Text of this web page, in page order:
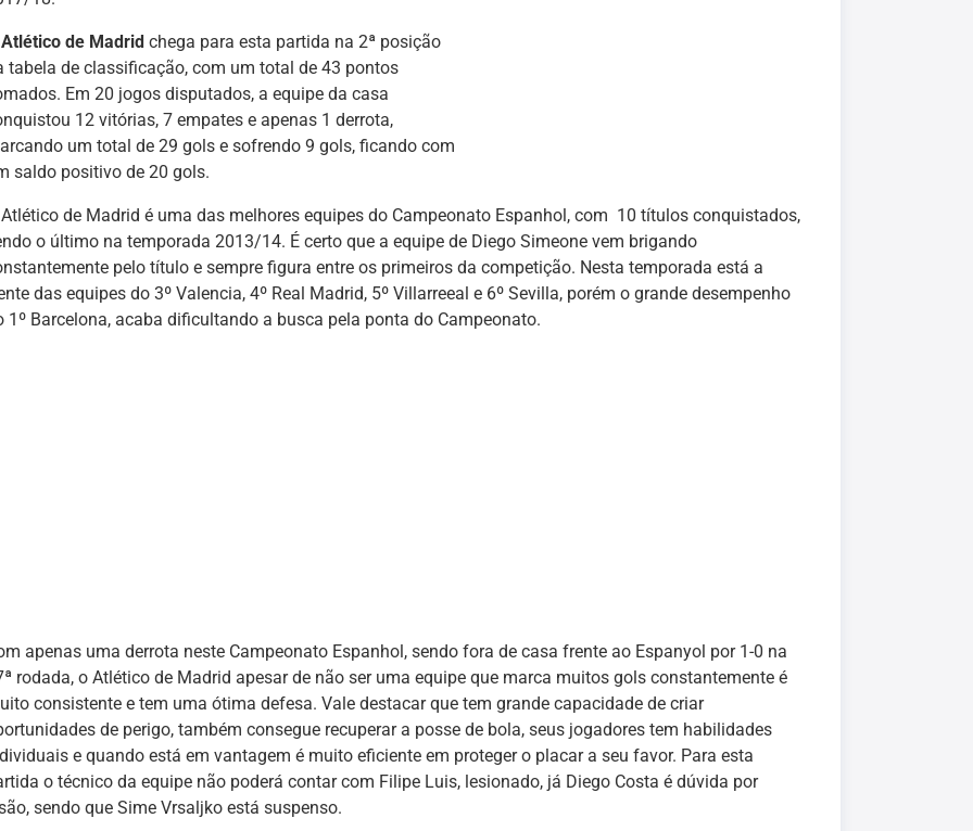
Atlético de Madrid chega para esta partida na 2ª posição
tabela de classificação, com um total de 43 pontos
Em 20 jogos disputados, a equipe da casa
12 vitórias, 7 empates e apenas 1 derrota,
um total de 29 gols e sofrendo 9 gols, ficando com
saldo positivo de 20 gols.
Atlético de Madrid é uma das melhores equipes do Campeonato Espanhol, com 10 títulos conquistados,
o último na temporada 2013/14. É certo que a equipe de Diego Simeone vem brigando
pelo título e sempre figura entre os primeiros da competição. Nesta temporada está a
das equipes do 3º Valencia, 4º Real Madrid, 5º Villarreeal e 6º Sevilla, porém o grande desempenho
1º Barcelona, acaba dificultando a busca pela ponta do Campeonato.
apenas uma derrota neste Campeonato Espanhol, sendo fora de casa frente ao Espanyol por 1-0 na
rodada, o Atlético de Madrid apesar de não ser uma equipe que marca muitos gols constantemente é
consistente e tem uma ótima defesa. Vale destacar que tem grande capacidade de criar
de perigo, também consegue recuperar a posse de bola, seus jogadores tem habilidades
e quando está em vantagem é muito eficiente em proteger o placar a seu favor. Para esta
o técnico da equipe não poderá contar com Filipe Luis, lesionado, já Diego Costa é dúvida por
sendo que Sime Vrsaljko está suspenso.